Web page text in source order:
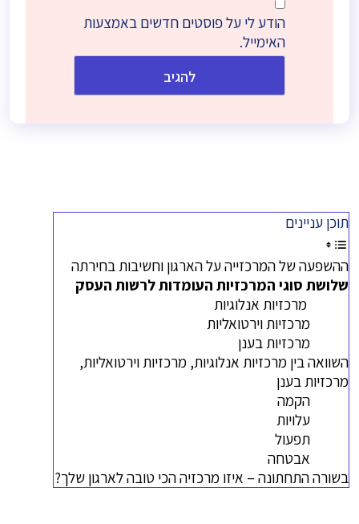
הודע לי על פוסטים חדשים באמצעות
האימייל.
תוכן עניינים
ההשפעה של המרכזייה על הארגון וחשיבות בחירתה
שלושת סוגי המרכזיות העומדות לרשות העסק
מרכזיות אנלוגיות
מרכזיות וירטואליות
מרכזיות בענן
השוואה בין מרכזיות אנלוגיות, מרכזיות וירטואליות,
מרכזיות בענן
הקמה
עלויות
תפעול
אבטחה
בשורה התחתונה – איזו מרכזיה הכי טובה לארגון שלך?